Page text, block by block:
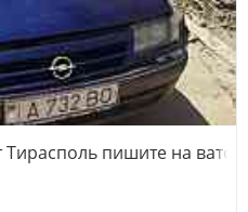
Тирасполь пишите на